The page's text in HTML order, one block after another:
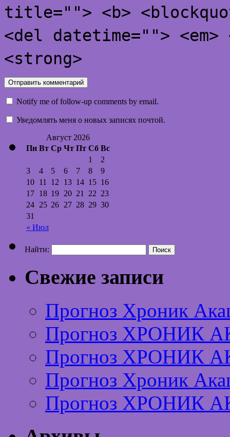
title=""> <b>
<del datetime="">
<strong>
Notify me of follow-up comments by email.
Уведомлять меня о новых записях почтой.
Август 2026
Пн Вт Ср Чт Пт Сб Вс
« Июл
1
2
3
4 5 6 7 8
9
10 11 12 13 14 15 16
17 18 19 20 21 22 23
24 25 26 27 28 29 30
31
Найти:
Свежие записи
Прогноз Хроник
Прогноз ХРОНИК
Прогноз ХРОНИК
Прогноз Хроник
Прогноз ХРОНИК